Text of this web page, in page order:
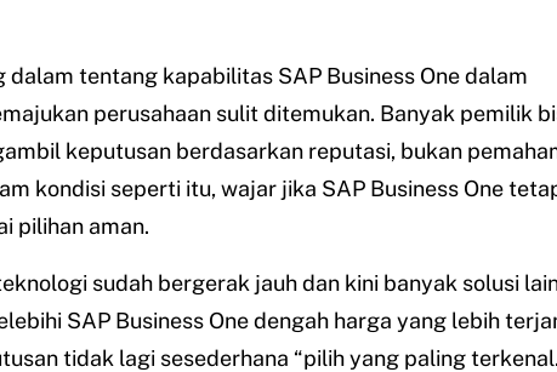
dalam tentang kapabilitas SAP Business One dalam
perusahaan sulit ditemukan. Banyak pemilik
keputusan berdasarkan reputasi, bukan
kondisi seperti itu, wajar jika SAP Business One
pilihan aman.
sudah bergerak jauh dan kini banyak solusi
SAP Business One dengah harga yang lebih
tidak lagi sesederhana “pilih yang paling